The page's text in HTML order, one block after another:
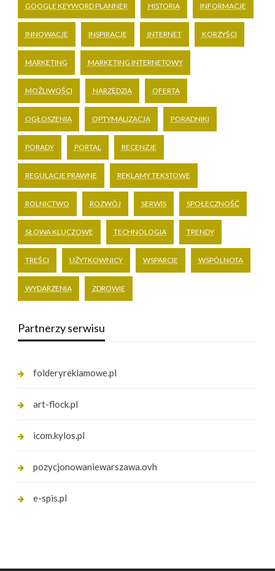
GOOGLE KEYWORD PLANNER HISTORIA INFORMACJE
INNOWACJE INSPIRACJE INTERNET KORZYŚCI
MARKETING MARKETING INTERNETOWY
MOŻLIWOŚCI NARZĘDZIA OFERTA
OGŁOSZENIA OPTYMALIZACJA PORADNIKI
PORADY PORTAL RECENZJE
REGULACJE PRAWNE REKLAMY TEKSTOWE
ROLNICTWO ROZWÓJ SERWIS SPOŁECZNOŚĆ
SŁOWA KLUCZOWE TECHNOLOGIA TRENDY
TREŚCI UŻYTKOWNICY WSPARCIE WSPÓLNOTA
WYDARZENIA ZDROWIE
Partnerzy serwisu
folderyreklamowe.pl
art-flock.pl
icom.kylos.pl
pozycjonowaniewarszawa.ovh
e-spis.pl